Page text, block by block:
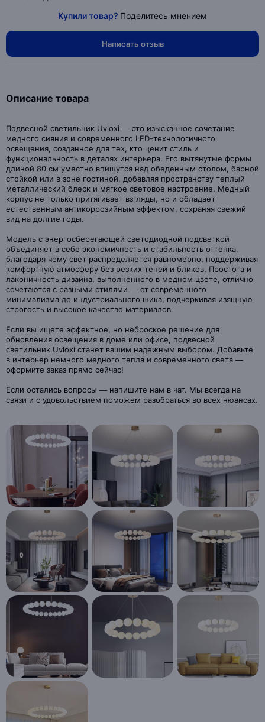
Купили товар? Поделитесь мнением
Написать отзыв
Описание товара
Подвесной светильник Uvloxi — это изысканное сочетание
медного сияния и современного LED-технологичного
освещения, созданное для тех, кто ценит стиль и
функциональность в деталях интерьера. Его вытянутые формы
длиной 80 см уместно впишутся над обеденным столом, барной
стойкой или в зоне гостиной, добавляя пространству теплый
металлический блеск и мягкое световое настроение. Медный
корпус не только притягивает взгляды, но и обладает
естественным антикоррозийным эффектом, сохраняя свежий
вид на долгие годы.
Модель с энергосберегающей светодиодной подсветкой
объединяет в себе экономичность и стабильность оттенка,
благодаря чему свет распределяется равномерно, поддерживая
комфортную атмосферу без резких теней и бликов. Простота и
лаконичность дизайна, выполненного в медном цвете, отлично
сочетаются с разными стилями — от современного
минимализма до индустриального шика, подчеркивая изящную
строгость и высокое качество материалов.
Если вы ищете эффектное, но неброское решение для
обновления освещения в доме или офисе, подвесной
светильник Uvloxi станет вашим надежным выбором. Добавьте
в интерьер немного медного тепла и современного света —
оформите заказ прямо сейчас!
Если остались вопросы — напишите нам в чат. Мы всегда на
связи и с удовольствием поможем разобраться во всех нюансах.